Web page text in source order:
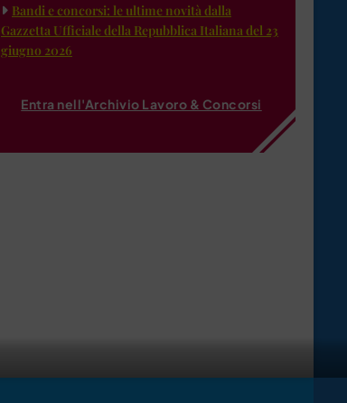
Bandi e concorsi: le ultime novità dalla
Gazzetta Ufficiale della Repubblica Italiana del 23
giugno 2026
Entra nell'Archivio Lavoro & Concorsi